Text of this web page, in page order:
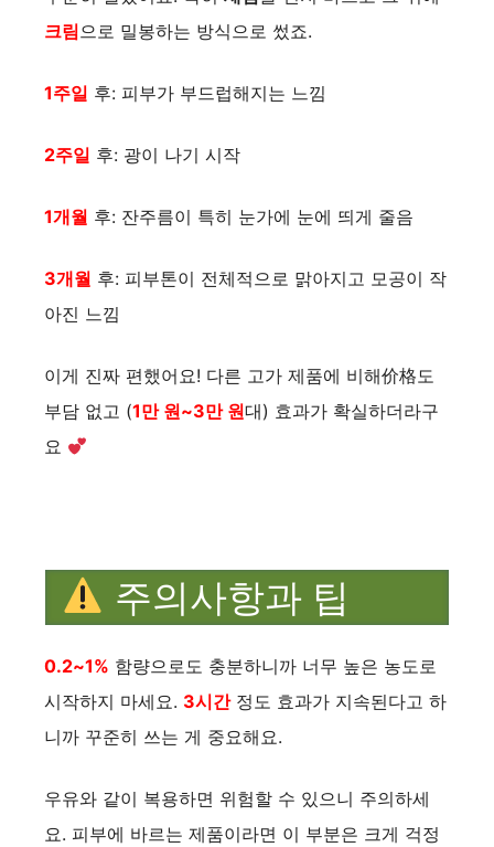
크림으로 밀봉하는 방식으로 썼죠.
1주일 후: 피부가 부드럽해지는 느낌
2주일 후: 광이 나기 시작
1개월 후: 잔주름이 특히 눈가에 눈에 띄게 줄음
3개월 후: 피부톤이 전체적으로 맑아지고 모공이 작
아진 느낌
이게 진짜 편했어요! 다른 고가 제품에 비해价格도
부담 없고 (1만 원~3만 원대) 효과가 확실하더라구
요
주의사항과 팁
0.2~1% 함량으로도 충분하니까 너무 높은 농도로
시작하지 마세요. 3시간정도 효과가 지속된다고 하
니까 꾸준히 쓰는 게 중요해요.
우유와 같이 복용하면 위험할 수 있으니 주의하세
요. 피부에 바르는 제품이라면 이 부분은 크게 걱정